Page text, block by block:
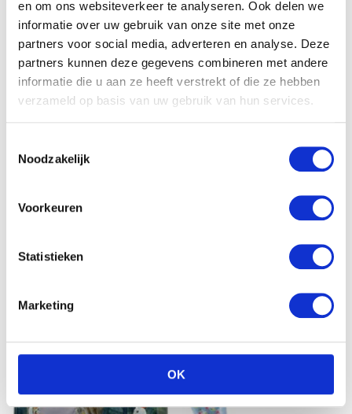
en om ons websiteverkeer te analyseren. Ook delen we
informatie over uw gebruik van onze site met onze
partners voor social media, adverteren en analyse. Deze
partners kunnen deze gegevens combineren met andere
informatie die u aan ze heeft verstrekt of die ze hebben
verzameld op basis van uw gebruik van hun services.
Noodzakelijk
Voorkeuren
Statistieken
Marketing
OK
17.22
Babe Stoffen kopje koffie